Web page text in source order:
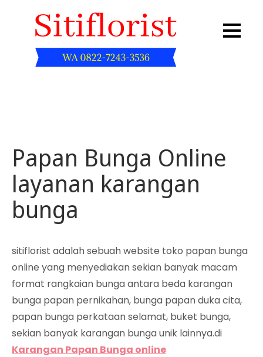
content
Papan Bunga Online
layanan karangan
bunga
sitiflorist adalah sebuah website toko papan bunga
online yang menyediakan sekian banyak macam
format rangkaian bunga antara beda karangan
bunga papan pernikahan, bunga papan duka cita,
papan bunga perkataan selamat, buket bunga,
sekian banyak karangan bunga unik lainnya.di
Karangan Papan Bunga online